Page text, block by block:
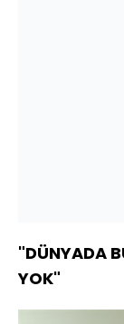
"DÜNYADA
YOK"